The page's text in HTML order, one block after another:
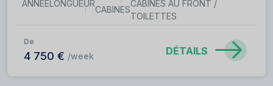
ANNÉE LONGUEUR
CABINES
CABINES AU FRONT /
TOILETTES
De
4 750 € /week DÉTAILS